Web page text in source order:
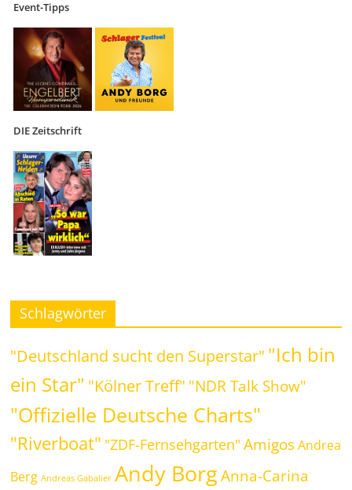
Event-Tipps
DIE Zeitschrift
Schlagwörter
"Deutschland sucht den Superstar" "Ich bin
ein Star" "Kölner Treff" "NDR Talk Show"
"Offizielle Deutsche Charts"
"Riverboat" "ZDF-Fernsehgarten" Amigos Andrea
Berg Andreas Gabalier Andy Borg Anna-Carina